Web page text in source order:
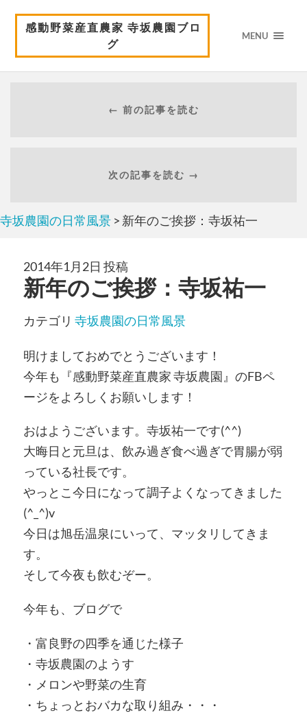
感動野菜産直農家 寺坂農園ブロ
グ
MENU
← 前の記事を読む
次の記事を読む →
寺坂農園の日常風景 > 新年のご挨拶：寺坂祐一
2014年1月2日 投稿
新年のご挨拶：寺坂祐一
カテゴリ 寺坂農園の日常風景
明けましておめでとうございます！
今年も『感動野菜産直農家 寺坂農園』のFBペ
ージをよろしくお願いします！
おはようございます。寺坂祐一です(^^)
大晦日と元旦は、飲み過ぎ食べ過ぎで胃腸が弱
っている社長です。
やっとこ今日になって調子よくなってきました
(^_^)v
今日は旭岳温泉にいって、マッタリしてきま
す。
そして今夜も飲むぞー。
今年も、ブログで
・富良野の四季を通じた様子
・寺坂農園のようす
・メロンや野菜の生育
・ちょっとおバカな取り組み・・・